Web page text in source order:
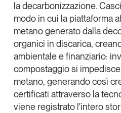
Tendenze è il magazine di
modo indipendente il
consumo e dell’economia a
consumatori
GS1 Italy GS1 Italy
GS1 Italy
la decarbonizzazione.
modo in cui la piattaforma
metano generato dalla
organici in discarica,
ambientale e finanziario:
compostaggio si
metano, generando così
certificati attraverso la
viene registrato l'intero